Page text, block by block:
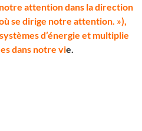
attention dans la direction
se dirige notre attention. »),
d’énergie et multiplie
dans notre vie.